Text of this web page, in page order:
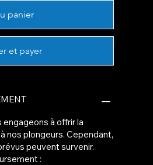
panier
et payer
engageons à offrir la
nos plongeurs. Cependant,
peuvent survenir.
: